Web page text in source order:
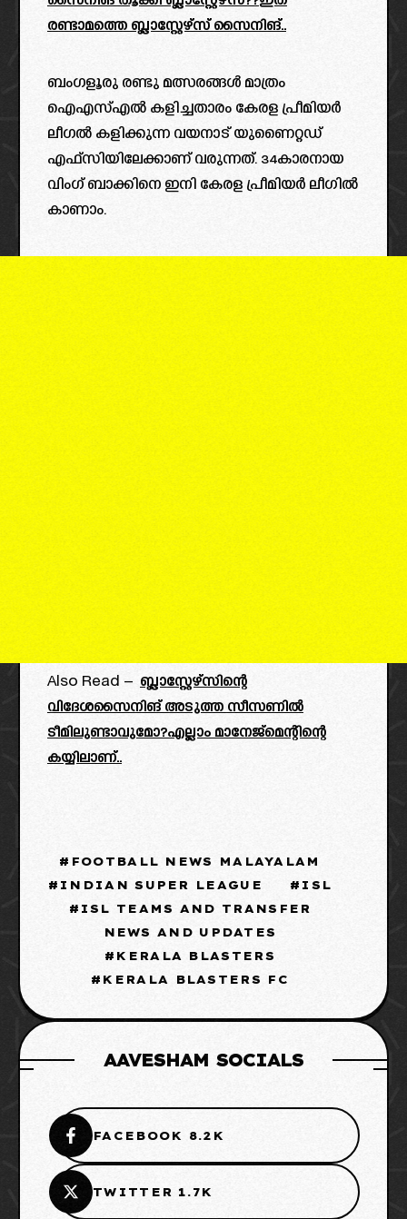
രണ്ടാമത്തെ ബ്ലാസ്റ്റേഴ്‌സ് സൈനിങ്..
ബംഗളൂരു രണ്ടു മത്സരങ്ങൾ മാത്രം
ഐഎസ്എൽ കളിച്ചതാരം കേരള പ്രീമിയർ
ലീഗൽ കളിക്കുന്ന വയനാട് യുണൈറ്റഡ്
എഫ്സിയിലേക്കാണ് വരുന്നത്. 34കാരനായ
വിംഗ് ബാക്കിനെ ഇനി കേരള പ്രീമിയർ ലീഗിൽ
കാണാം.
Also Read – ബ്ലാസ്റ്റേഴ്സിന്റെ
വിദേശസൈനിങ് അടുത്ത സീസണിൽ
ടീമിലുണ്ടാവുമോ?എല്ലാം മാനേജ്മെന്റിന്റെ
കയ്യിലാണ്..
FOOTBALL NEWS MALAYALAM
INDIAN SUPER LEAGUE
ISL
ISL TEAMS AND TRANSFER
NEWS AND UPDATES
KERALA BLASTERS
KERALA BLASTERS FC
AAVESHAM SOCIALS
FACEBOOK 8.2K
TWITTER 1.7K